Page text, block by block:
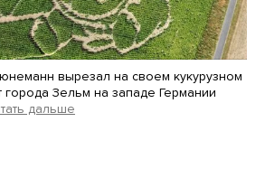
вырезал на своем кукурузном
Зельм на западе Германии
дальше